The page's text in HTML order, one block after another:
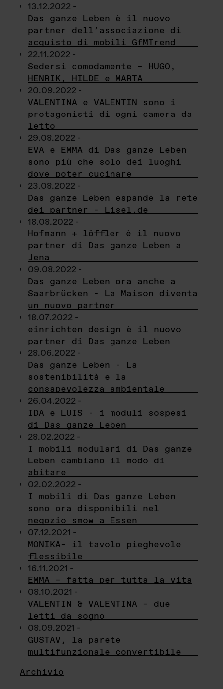
13.12.2022 -
Das ganze Leben è il nuovo
partner dell’associazione di
acquisto di mobili GfMTrend
22.11.2022 -
Sedersi comodamente – HUGO,
HENRIK, HILDE e MARTA
20.09.2022 -
VALENTINA e VALENTIN sono i
protagonisti di ogni camera da
letto
29.08.2022 -
EVA e EMMA di Das ganze Leben
sono più che solo dei luoghi
dove poter cucinare
23.08.2022 -
Das ganze Leben espande la rete
dei partner - Lisel.de
18.08.2022 -
Hofmann + löffler è il nuovo
partner di Das ganze Leben a
Jena
09.08.2022 -
Das ganze Leben ora anche a
Saarbrücken - La Maison diventa
un nuovo partner
18.07.2022 -
einrichten design è il nuovo
partner di Das ganze Leben
28.06.2022 -
Das ganze Leben - La
sostenibilità e la
consapevolezza ambientale
26.04.2022 -
IDA e LUIS - i moduli sospesi
di Das ganze Leben
28.02.2022 -
I mobili modulari di Das ganze
Leben cambiano il modo di
abitare
02.02.2022 -
I mobili di Das ganze Leben
sono ora disponibili nel
negozio smow a Essen
07.12.2021 -
MONIKA– il tavolo pieghevole
flessibile
16.11.2021 -
EMMA – fatta per tutta la vita
08.10.2021 -
VALENTIN & VALENTINA – due
letti da sogno
08.09.2021 -
GUSTAV, la parete
multifunzionale convertibile
Archivio